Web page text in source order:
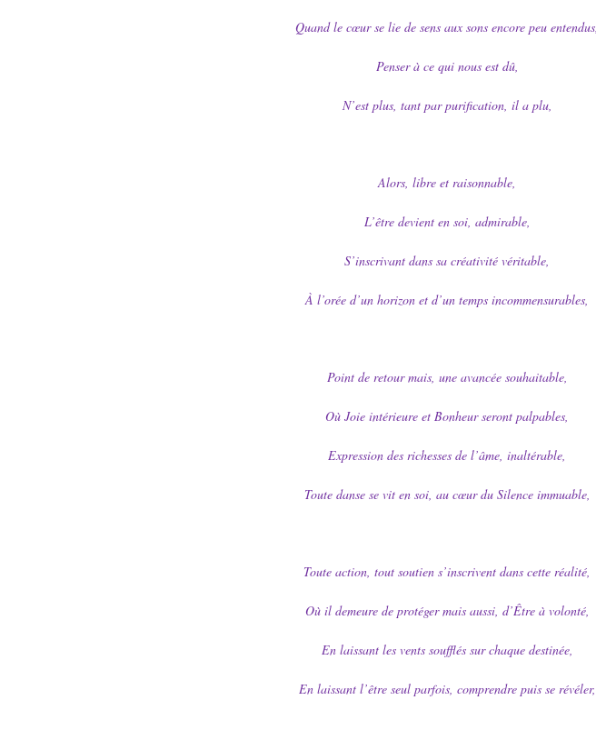
Quand le cœur se lie de sens aux sons encore peu entendus,
Penser à ce qui nous est dû,
N’est plus, tant par purification, il a plu,
Alors, libre et raisonnable,
L’être devient en soi, admirable,
S’inscrivant dans sa créativité véritable,
À l’orée d’un horizon et d’un temps incommensurables,
Point de retour mais, une avancée souhaitable,
Où Joie intérieure et Bonheur seront palpables,
Expression des richesses de l’âme, inaltérable,
Toute danse se vit en soi, au cœur du Silence immuable,
Toute action, tout soutien s’inscrivent dans cette réalité,
Où il demeure de protéger mais aussi, d’Être à volonté,
En laissant les vents soufflés sur chaque destinée,
En laissant l’être seul parfois, comprendre puis se révéler,